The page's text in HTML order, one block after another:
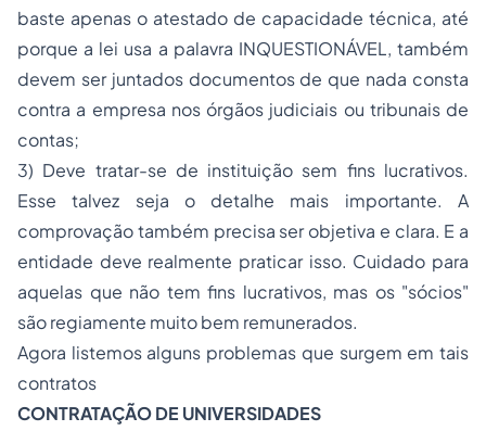
baste apenas o atestado de capacidade técnica, até
porque a lei usa a palavra INQUESTIONÁVEL, também
devem ser juntados documentos de que nada consta
contra a empresa nos órgãos judiciais ou tribunais de
contas;
3) Deve tratar-se de instituição sem fins lucrativos.
Esse talvez seja o detalhe mais importante. A
comprovação também precisa ser objetiva e clara. E a
entidade deve realmente praticar isso. Cuidado para
aquelas que não tem fins lucrativos, mas os "sócios"
são regiamente muito bem remunerados.
Agora listemos alguns problemas que surgem em tais
contratos
CONTRATAÇÃO DE UNIVERSIDADES